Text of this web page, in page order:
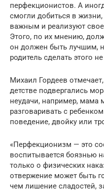
перфекционистов. А
смогли добиться в
важным и реализуют
Этого, по их мнению,
он должен быть лучшим,
родитель сделать этого
Михаил Гордеев
детстве подвергались
неудачи, например, мама
разговаривать с
поведение, двойку или
«Перфекционизм — это
воспитывается боязнью
только о физических
отвержение может быть
чем лишение сладостей,